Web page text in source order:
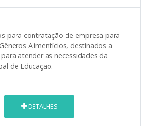
para contratação de empresa para
Alimentícios, destinados a
atender as necessidades da
de Educação.
DETALHES